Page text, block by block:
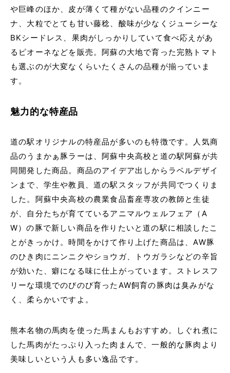
や巨峰のほか、皮が薄くて種がない品種のクインニー
ナ、大粒でとても甘い藤稔、酸味が少なくジューシーな
BKシードレス、果肉がしっかりしていて食べ応えがあ
るピオーネなどを販売。阿蘇の大地で育った完熟トマト
も選ぶのが大変なくらいたくさんの品種が揃っていま
す。
魅力的な特産品
道の駅オリジナルの特産品が多いのも特徴です。人気商
品のうまかぁ豚ラーは、阿蘇中央高校と道の駅阿蘇が共
同開発した商品。商品のアイデア出しからラベルデザイ
ンまで、学生や教員、道の駅スタッフが共同でつくりま
した。阿蘇中央高校の農業食品畜産専攻の教師と生徒
が、自分たちが育てているアニマルウェルフェア（A
W）の豚で新しい商品を作りたいと道の駅に相談したこ
とがきっかけ。時間をかけて作り上げた商品は、AW豚
のひき肉にニンニクやショウガ、トウガラシなどの辛旨
が効いた、癖になる味に仕上がっています。ストレスフ
リーな環境でのびのび育ったAW飼育の豚肉は臭みがな
く、柔らかいですよ。
熊本名物の馬肉を使った馬まんもおすすめ。しぐれ煮に
した馬肉がたっぷり入った肉まんで、一般的な豚肉より
美味しいという人も多い逸品です。